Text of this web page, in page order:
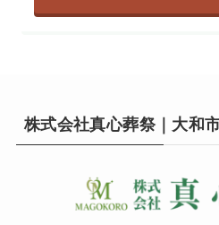
株式会社真心葬祭｜大和